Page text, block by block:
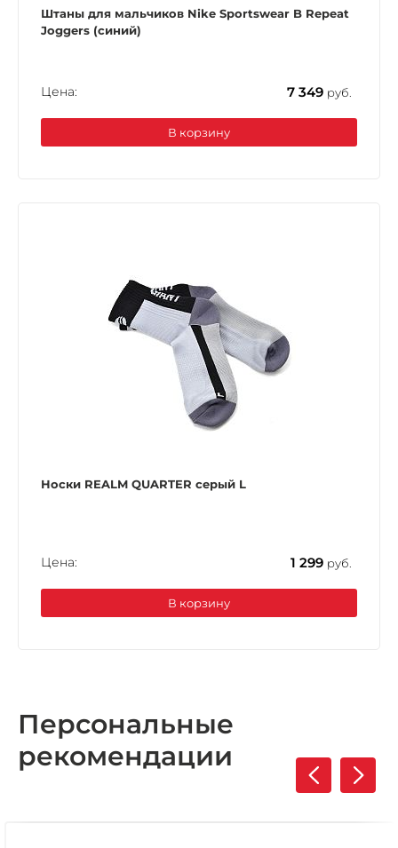
Штаны для мальчиков Nike Sportswear B Repeat
Joggers (синий)
Цена: 7 349 руб.
В корзину
Носки REALM QUARTER серый L
Цена: 1 299 руб.
В корзину
Персональные
рекомендации